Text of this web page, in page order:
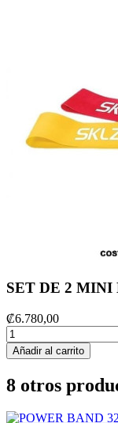
SET DE 2 MINI
₡6.780,00
Añadir al carrito
8 otros